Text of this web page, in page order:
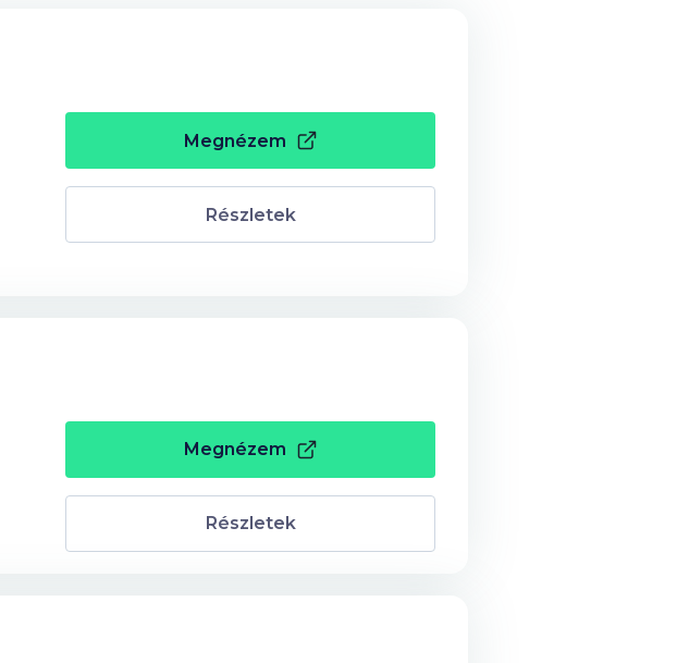
Megnézem
Részletek
Megnézem
Részletek